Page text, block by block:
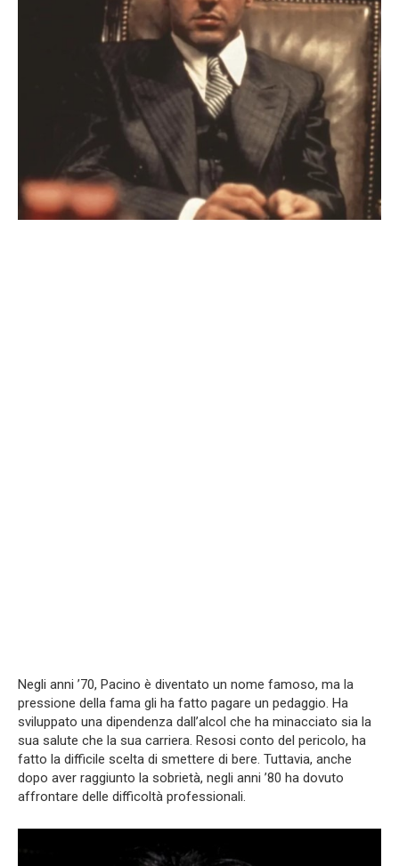
Negli anni ’70, Pacino è diventato un nome famoso, ma la
pressione della fama gli ha fatto pagare un pedaggio. Ha
sviluppato una dipendenza dall’alcol che ha minacciato sia la
sua salute che la sua carriera. Resosi conto del pericolo, ha
fatto la difficile scelta di smettere di bere. Tuttavia, anche
dopo aver raggiunto la sobrietà, negli anni ’80 ha dovuto
affrontare delle difficoltà professionali.